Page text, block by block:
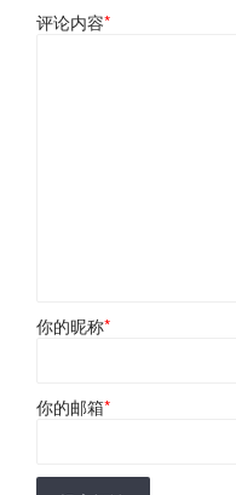
评论内容*
你的昵称*
你的邮箱*